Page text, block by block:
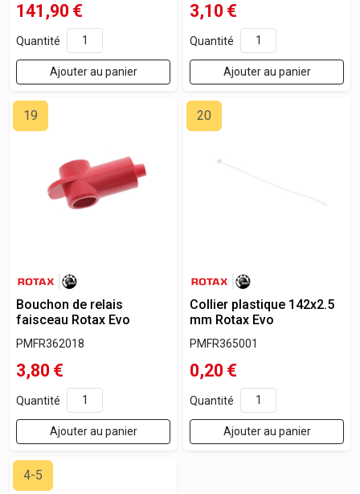
141,90 €
Quantité
Ajouter au panier
3,10 €
Quantité
Ajouter au panier
19
Bouchon de relais
faisceau Rotax Evo
PMFR362018
3,80 €
Quantité
Ajouter au panier
20
Collier plastique 142x2.5
mm Rotax Evo
PMFR365001
0,20 €
Quantité
Ajouter au panier
4-5